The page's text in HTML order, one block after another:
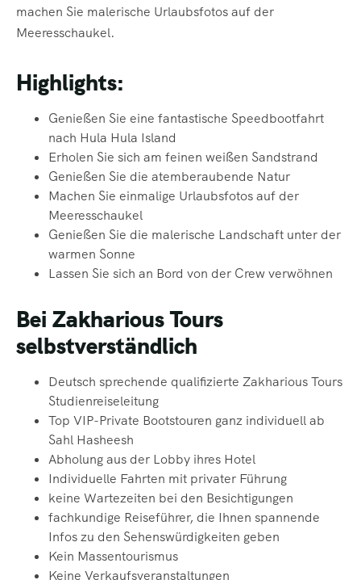
machen Sie malerische Urlaubsfotos auf der
Meeresschaukel.
Highlights:
Genießen Sie eine fantastische Speedbootfahrt
nach Hula Hula Island
Erholen Sie sich am feinen weißen Sandstrand
Genießen Sie die atemberaubende Natur
Machen Sie einmalige Urlaubsfotos auf der
Meeresschaukel
Genießen Sie die malerische Landschaft unter der
warmen Sonne
Lassen Sie sich an Bord von der Crew verwöhnen
Bei Zakharious Tours
selbstverständlich
Deutsch sprechende qualifizierte Zakharious Tours
Studienreiseleitung
Top VIP-Private Bootstouren ganz individuell ab
Sahl Hasheesh
Abholung aus der Lobby ihres Hotel
Individuelle Fahrten mit privater Führung
keine Wartezeiten bei den Besichtigungen
fachkundige Reiseführer, die Ihnen spannende
Infos zu den Sehenswürdigkeiten geben
Kein Massentourismus
Keine Verkaufsveranstaltungen